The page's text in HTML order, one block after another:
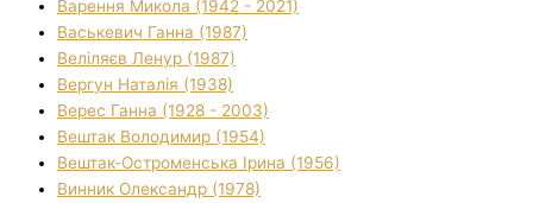
Варення Микола (1942 - 2021)
Васькевич Ганна (1987)
Веліляєв Ленур (1987)
Вергун Наталія (1938)
Верес Ганна (1928 - 2003)
Вештак Володимир (1954)
Вештак-Остроменська Ірина (1956)
Винник Олександр (1978)